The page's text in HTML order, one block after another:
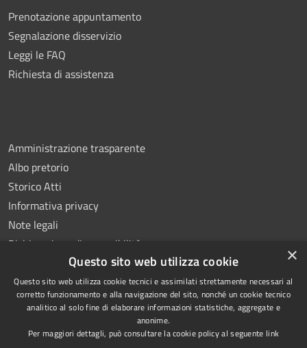
Prenotazione appuntamento
Segnalazione disservizio
Leggi le FAQ
Richiesta di assistenza
Amministrazione trasparente
Albo pretorio
Storico Atti
Informativa privacy
Note legali
Dichiarazione di accessibilità
RSS
Accessibilità
Copyright © 2026 • Comune di
Montoro • Powered by
×
Questo sito web utilizza cookie
Questo sito web utilizza cookie tecnici e assimilati strettamente necessari al
corretto funzionamento e alla navigazione del sito, nonché un cookie tecnico
analitico al solo fine di elaborare informazioni statistiche, aggregate e
anonime.
Per maggiori dettagli, può consultare la cookie policy al seguente link